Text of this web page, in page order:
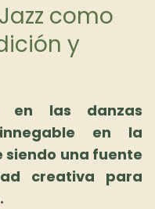
como
y
en las danzas
en la
una fuente
creativa para